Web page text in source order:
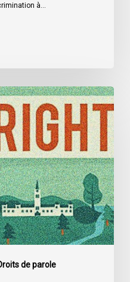
à…
de parole